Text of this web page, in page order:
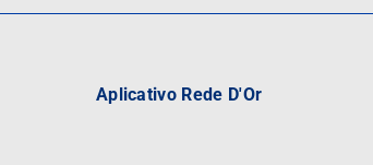
Aplicativo Rede D'Or